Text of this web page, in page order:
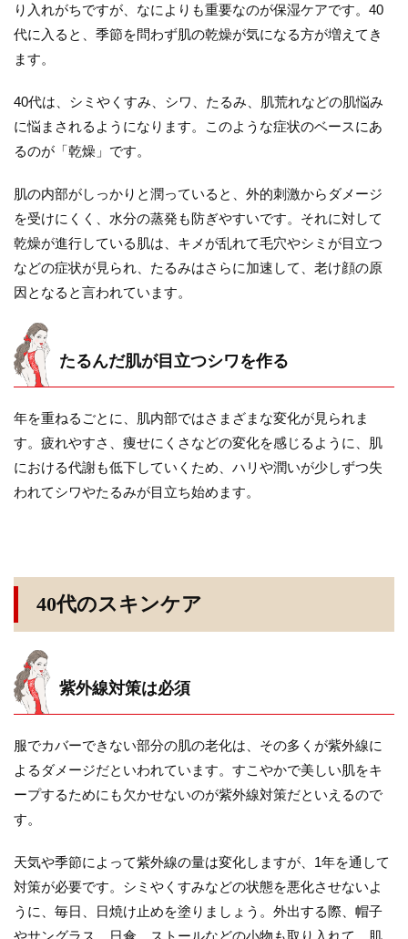
り入れがちですが、なによりも重要なのが保湿ケアです。40
代に入ると、季節を問わず肌の乾燥が気になる方が増えてき
ます。
40代は、シミやくすみ、シワ、たるみ、肌荒れなどの肌悩み
に悩まされるようになります。このような症状のベースにあ
るのが「乾燥」です。
肌の内部がしっかりと潤っていると、外的刺激からダメージ
を受けにくく、水分の蒸発も防ぎやすいです。それに対して
乾燥が進行している肌は、キメが乱れて毛穴やシミが目立つ
などの症状が見られ、たるみはさらに加速して、老け顔の原
因となると言われています。
たるんだ肌が目立つシワを作る
年を重ねるごとに、肌内部ではさまざまな変化が見られま
す。疲れやすさ、痩せにくさなどの変化を感じるように、肌
における代謝も低下していくため、ハリや潤いが少しずつ失
われてシワやたるみが目立ち始めます。
40代のスキンケア
紫外線対策は必須
服でカバーできない部分の肌の老化は、その多くが紫外線に
よるダメージだといわれています。すこやかで美しい肌をキ
ープするためにも欠かせないのが紫外線対策だといえるので
す。
天気や季節によって紫外線の量は変化しますが、1年を通して
対策が必要です。シミやくすみなどの状態を悪化させないよ
うに、毎日、日焼け止めを塗りましょう。外出する際、帽子
やサングラス、日傘、ストールなどの小物も取り入れて、肌